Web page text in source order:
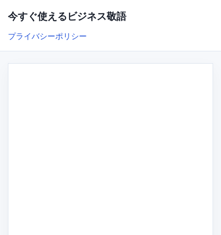
今すぐ使えるビジネス敬語
プライバシーポリシー